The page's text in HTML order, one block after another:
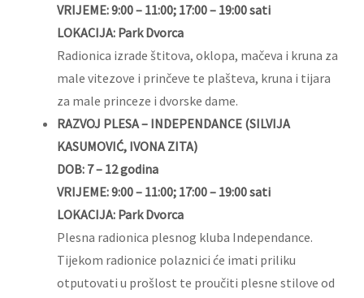
VRIJEME: 9:00 – 11:00; 17:00 – 19:00 sati
LOKACIJA: Park Dvorca
Radionica izrade štitova, oklopa, mačeva i kruna za
male vitezove i prinčeve te plašteva, kruna i tijara
za male princeze i dvorske dame.
RAZVOJ PLESA – INDEPENDANCE (SILVIJA
KASUMOVIĆ, IVONA ZITA)
DOB: 7 – 12 godina
VRIJEME: 9:00 – 11:00; 17:00 – 19:00 sati
LOKACIJA: Park Dvorca
Plesna radionica plesnog kluba Independance.
Tijekom radionice polaznici će imati priliku
otputovati u prošlost te proučiti plesne stilove od